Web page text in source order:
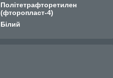
Політетрафторетилен
(фторопласт-4)
Білий